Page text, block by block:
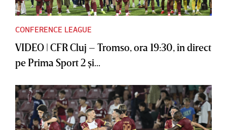
CONFERENCE LEAGUE
VIDEO | CFR Cluj – Tromso, ora 19:30, în direct
pe Prima Sport 2 şi...